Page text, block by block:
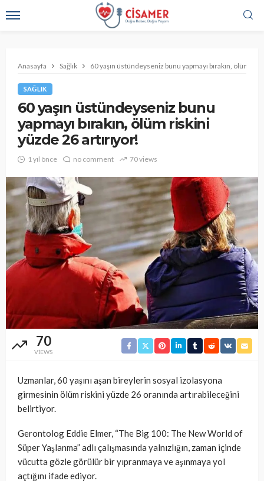
Anasayfa Sağlık 60 yaşın üstündeyseniz bunu yapmayı bırakın, ölüm
SAĞLIK
60 yaşın üstündeyseniz bunu
yapmayı bırakın, ölüm riskini
yüzde 26 artırıyor!
1 yıl önce no comment 70 views
70
VIEWS
Uzmanlar, 60 yaşını aşan bireylerin sosyal izolasyona
girmesinin ölüm riskini yüzde 26 oranında artırabileceğini
belirtiyor.
Gerontolog Eddie Elmer, “The Big 100: The New World of
Süper Yaşlanma” adlı çalışmasında yalnızlığın, zaman içinde
vücutta gözle görülür bir yıpranmaya ve aşınmaya yol
açtığını ifade ediyor.